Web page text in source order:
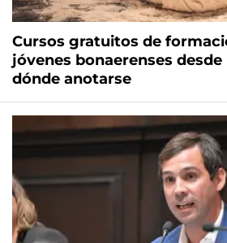
Cursos gratuitos de
jóvenes bonaerenses desde
dónde anotarse